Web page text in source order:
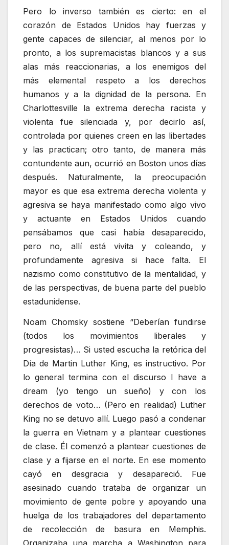
Pero lo inverso también es cierto: en el
corazón de Estados Unidos hay fuerzas y
gente capaces de silenciar, al menos por lo
pronto, a los supremacistas blancos y a sus
alas más reaccionarias, a los enemigos del
más elemental respeto a los derechos
humanos y a la dignidad de la persona. En
Charlottesville la extrema derecha racista y
violenta fue silenciada y, por decirlo así,
controlada por quienes creen en las libertades
y las practican; otro tanto, de manera más
contundente aun, ocurrió en Boston unos días
después. Naturalmente, la preocupación
mayor es que esa extrema derecha violenta y
agresiva se haya manifestado como algo vivo
y actuante en Estados Unidos cuando
pensábamos que casi había desaparecido,
pero no, allí está vivita y coleando, y
profundamente agresiva si hace falta. El
nazismo como constitutivo de la mentalidad, y
de las perspectivas, de buena parte del pueblo
estadunidense.
Noam Chomsky sostiene “Deberían fundirse
(todos los movimientos liberales y
progresistas)… Si usted escucha la retórica del
Día de Martin Luther King, es instructivo. Por
lo general termina con el discurso I have a
dream (yo tengo un sueño) y con los
derechos de voto… (Pero en realidad) Luther
King no se detuvo allí. Luego pasó a condenar
la guerra en Vietnam y a plantear cuestiones
de clase. Él comenzó a plantear cuestiones de
clase y a fijarse en el norte. En ese momento
cayó en desgracia y desapareció. Fue
asesinado cuando trataba de organizar un
movimiento de gente pobre y apoyando una
huelga de los trabajadores del departamento
de recolección de basura en Memphis.
Organizaba una marcha a Washington para